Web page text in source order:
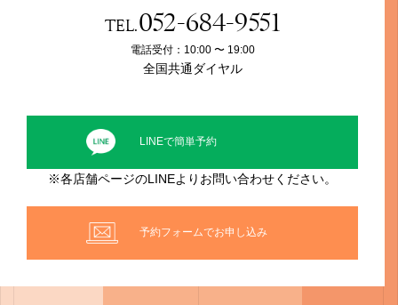
TEL.052-684-9551
電話受付：10:00 〜 19:00
全国共通ダイヤル
LINEで簡単予約
※各店舗ページのLINEよりお問い合わせください。
予約フォームでお申し込み